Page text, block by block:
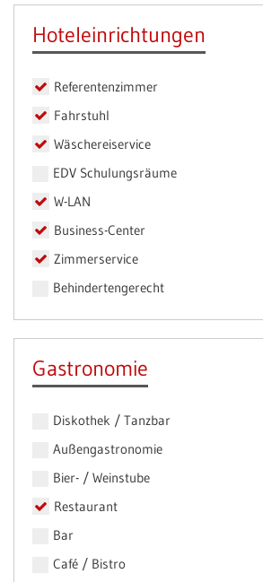
Hoteleinrichtungen
Referentenzimmer
Fahrstuhl
Wäschereiservice
EDV Schulungsräume
W-LAN
Business-Center
Zimmerservice
Behindertengerecht
Gastronomie
Diskothek / Tanzbar
Außengastronomie
Bier- / Weinstube
Restaurant
Bar
Café / Bistro